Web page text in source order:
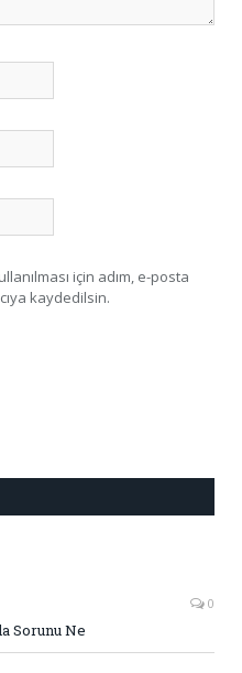
için adım, e-posta
kaydedilsin.
0
Sorunu Ne